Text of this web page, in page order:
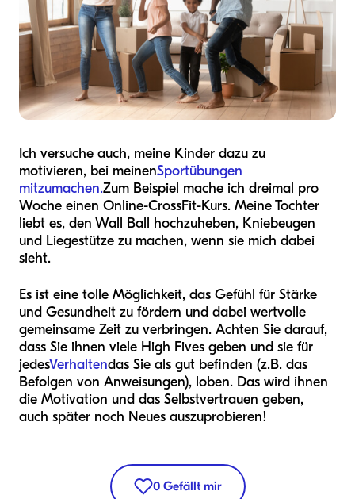
Ich versuche auch, meine Kinder dazu zu
motivieren, bei meinenSportübungen
mitzumachen.Zum Beispiel mache ich dreimal pro
Woche einen Online-CrossFit-Kurs. Meine Tochter
liebt es, den Wall Ball hochzuheben, Kniebeugen
und Liegestütze zu machen, wenn sie mich dabei
sieht.
Es ist eine tolle Möglichkeit, das Gefühl für Stärke
und Gesundheit zu fördern und dabei wertvolle
gemeinsame Zeit zu verbringen. Achten Sie darauf,
dass Sie ihnen viele High Fives geben und sie für
jedesVerhaltendas Sie als gut befinden (z.B. das
Befolgen von Anweisungen), loben. Das wird ihnen
die Motivation und das Selbstvertrauen geben,
auch später noch Neues auszuprobieren!
0 Gefällt mir